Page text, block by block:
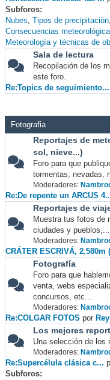
Subforos
Nubes Tipos de precipitación
Consecuencias
Meteorología y técnicas de
Sala de lectura
Recopilación de los
este foro.
Re:Topics de seguimiento...
Fotografia
Reportajes de
sol, nieve...)
Foro para que
tormentas, nevadas,
Moderadores:
Re:De repente un ARCUS
Reportajes de
Muestra tus fotos de
ciudades y pueblos,...
Moderadores:
CRÁTER ESCRIVÁ, 2.580m
Fotografía
Foro para que
venta, webs
concursos, etc...
Moderadores:
Re:COLGAR FOTOS por
Los mejores
Una selección de los
Moderadores:
Re:Supercélula clásica c...
Subforos